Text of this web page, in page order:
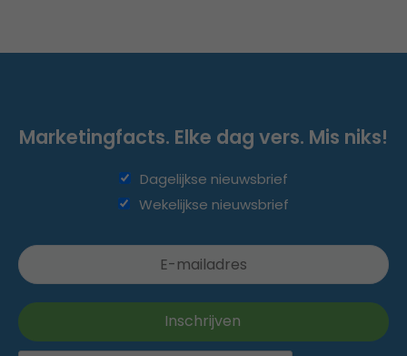
Marketingfacts. Elke dag vers. Mis niks!
Dagelijkse nieuwsbrief
Wekelijkse nieuwsbrief